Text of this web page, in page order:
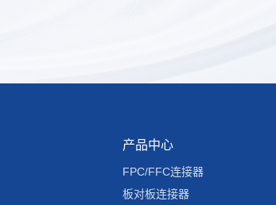
产品中心
FPC/FFC连接器
板对板连接器